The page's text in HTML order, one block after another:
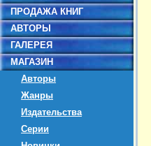
ПРОДАЖА КНИГ
АВТОРЫ
ГАЛЕРЕЯ
МАГАЗИН
Авторы
Жанры
Издательства
Серии